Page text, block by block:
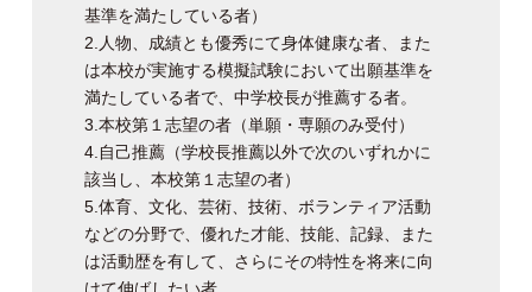
基準を満たしている者）
2.人物、成績とも優秀にて身体健康な者、また
は本校が実施する模擬試験において出願基準を
満たしている者で、中学校長が推薦する者。
3.本校第１志望の者（単願・専願のみ受付）
4.自己推薦（学校長推薦以外で次のいずれかに
該当し、本校第１志望の者）
5.体育、文化、芸術、技術、ボランティア活動
などの分野で、優れた才能、技能、記録、また
は活動歴を有して、さらにその特性を将来に向